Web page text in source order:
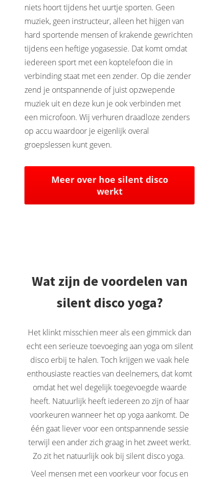
niets hoort tijdens het uurtje sporten. Geen
muziek, geen instructeur, alleen het hijgen van
hard sportende mensen of krakende gewrichten
tijdens een heftige yogasessie. Dat komt omdat
iedereen sport met een koptelefoon die in
verbinding staat met een zender. Op die zender
zend je ontspannende of juist opzwepende
muziek uit en deze kun je ook verbinden met
een microfoon. Wij verhuren draadloze zenders
op accu waardoor je eigenlijk overal
groepslessen kunt geven.
Meer over hoe silent disco
werkt
Wat zijn de voordelen van
silent disco yoga?
Het klinkt misschien meer als een gimmick dan
echt een serieuze toevoeging aan yoga om silent
disco erbij te halen. Toch krijgen we vaak hele
enthousiaste reacties van deelnemers, dat komt
omdat het wel degelijk toegevoegde waarde
heeft. Natuurlijk heeft iedereen zo zijn of haar
voorkeuren wanneer het op yoga aankomt. De
één gaat liever voor een ontspannende sessie
terwijl een ander zich graag in het zweet werkt.
Zo zit het natuurlijk ook bij silent disco yoga.
Veel mensen met een voorkeur voor focus en